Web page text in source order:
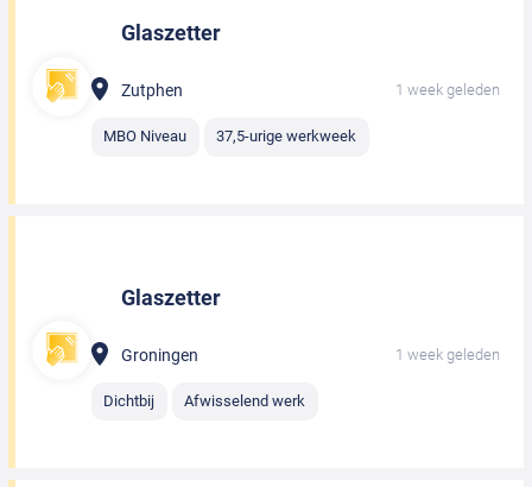
Glaszetter
Zutphen 1 week geleden
MBO Niveau 37,5-urige werkweek
Glaszetter
Groningen 1 week geleden
Dichtbij Afwisselend werk